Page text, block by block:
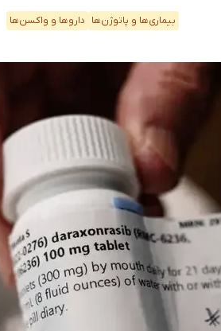
بیماری‌ها و پاتوژن‌ها دارو‌ها و واکسن‌ها